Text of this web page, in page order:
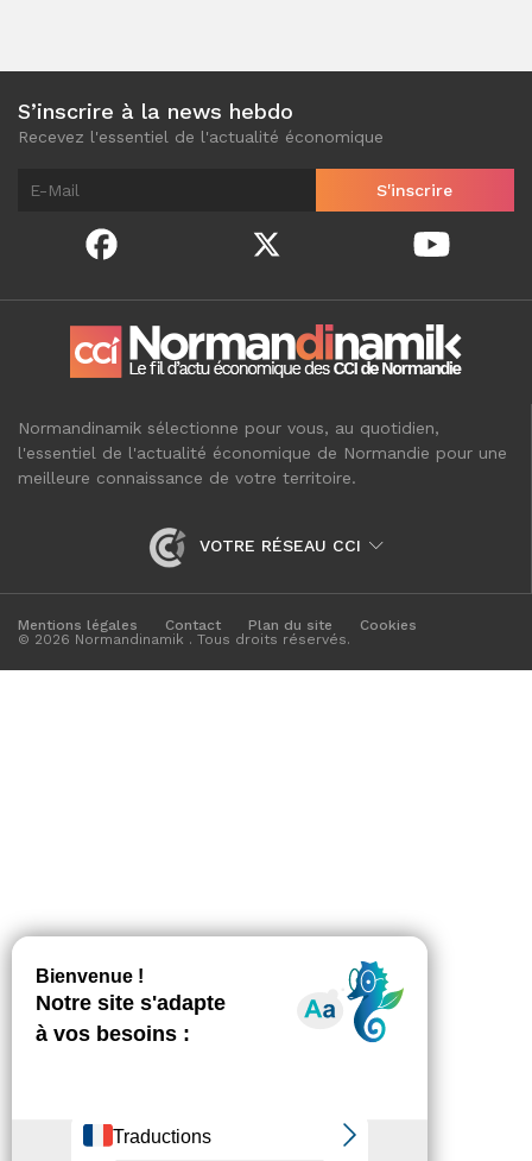
S’inscrire à la news hebdo
Recevez l'essentiel de l'actualité économique
Normandinamik sélectionne pour vous, au quotidien,
l'essentiel de l'actualité économique de Normandie pour une
meilleure connaissance de votre territoire.
VOTRE RÉSEAU CCI
Mentions légales Contact Plan du site
Cookies
© 2026 Normandinamik . Tous droits réservés.